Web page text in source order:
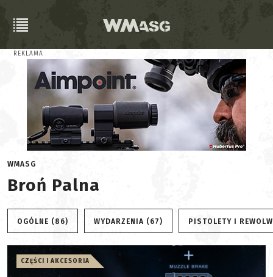
REKLAMA
WMASG
Broń Palna
OGÓLNE (86) WYDARZENIA (67) PISTOLETY I
CZĘŚCI I AKCESORIA